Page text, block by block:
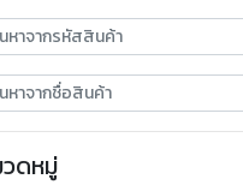
ดหมู่